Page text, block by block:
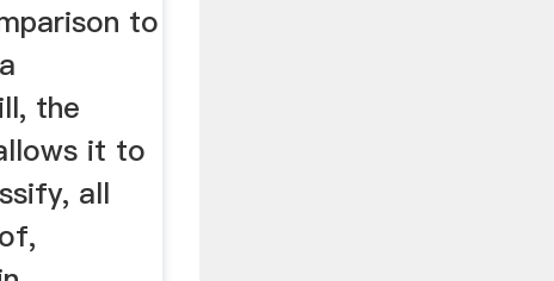
to
the
it to
all